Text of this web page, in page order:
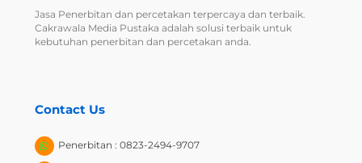
Jasa Penerbitan dan percetakan terpercaya dan terbaik.
Cakrawala Media Pustaka adalah solusi terbaik untuk
kebutuhan penerbitan dan percetakan anda.
Contact Us
Penerbitan : 0823-2494-9707